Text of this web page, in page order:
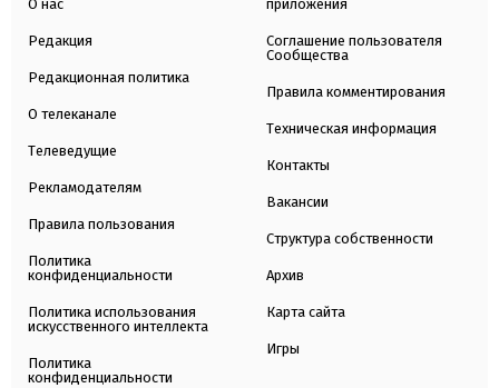
О нас
Редакция
Редакционная политика
О телеканале
Телеведущие
Рекламодателям
Правила пользования
Политика
конфиденциальности
Политика использования
искусственного интеллекта
Политика
конфиденциальности
приложения
Соглашение пользователя
Сообщества
Правила комментирования
Техническая информация
Контакты
Вакансии
Структура собственности
Архив
Карта сайта
Игры